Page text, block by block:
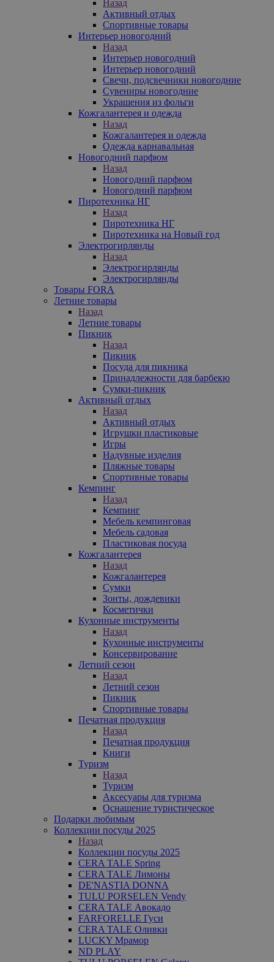
Назад
Активный отдых
Спортивные товары
Интерьер новогодний
Назад
Интерьер новогодний
Интерьер новогодний
Свечи, подсвечники новогодние
Сувениры новогодние
Украшения из фольги
Кожгалантерея и одежда
Назад
Кожгалантерея и одежда
Одежда карнавальная
Новогодний парфюм
Назад
Новогодний парфюм
Новогодний парфюм
Пиротехника НГ
Назад
Пиротехника НГ
Пиротехника на Новый год
Электрогирлянды
Назад
Электрогирлянды
Электрогирлянды
Товары FORA
Летние товары
Назад
Летние товары
Пикник
Назад
Пикник
Посуда для пикника
Принадлежности для барбекю
Сумки-пикник
Активный отдых
Назад
Активный отдых
Игрушки пластиковые
Игры
Надувные изделия
Пляжные товары
Спортивные товары
Кемпинг
Назад
Кемпинг
Мебель кемпинговая
Мебель садовая
Пластиковая посуда
Кожгалантерея
Назад
Кожгалантерея
Сумки
Зонты, дождевики
Косметички
Кухонные инструменты
Назад
Кухонные инструменты
Консервирование
Летний сезон
Назад
Летний сезон
Пикник
Спортивные товары
Печатная продукция
Назад
Печатная продукция
Книги
Туризм
Назад
Туризм
Аксесуары для туризма
Оснащение туристическое
Подарки любимым
Коллекции посуды 2025
Назад
Коллекции посуды 2025
CERA TALE Spring
CERA TALE Лимоны
DE'NASTIA DONNA
TULU PORSELEN Vendy
CERA TALE Авокадо
FARFORELLE Гуси
CERA TALE Оливки
LUCKY Мрамор
ND PLAY